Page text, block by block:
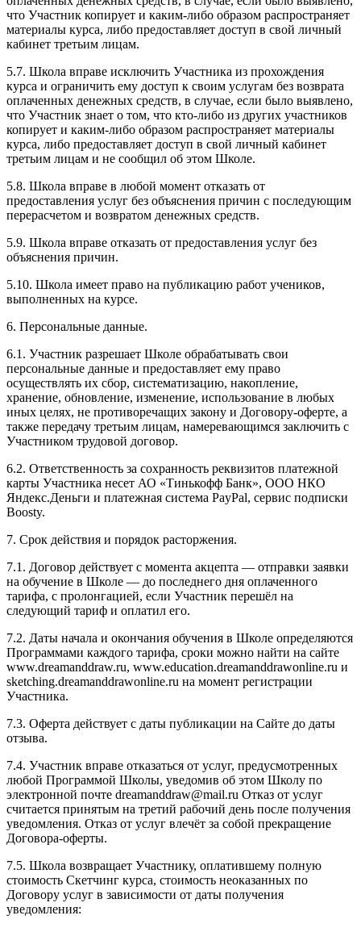
что Участник копирует и каким-либо образом распространяет
материалы курса, либо предоставляет доступ в свой личный
кабинет третьим лицам.
5.7. Школа вправе исключить Участника из прохождения
курса и ограничить ему доступ к своим услугам без возврата
оплаченных денежных средств, в случае, если было выявлено,
что Участник знает о том, что кто-либо из других участников
копирует и каким-либо образом распространяет материалы
курса, либо предоставляет доступ в свой личный кабинет
третьим лицам и не сообщил об этом Школе.
5.8. Школа вправе в любой момент отказать от
предоставления услуг без объяснения причин с последующим
перерасчетом и возвратом денежных средств.
5.9. Школа вправе отказать от предоставления услуг без
объяснения причин.
5.10. Школа имеет право на публикацию работ учеников,
выполненных на курсе.
6. Персональные данные.
6.1. Участник разрешает Школе обрабатывать свои
персональные данные и предоставляет ему право
осуществлять их сбор, систематизацию, накопление,
хранение, обновление, изменение, использование в любых
иных целях, не противоречащих закону и Договору-оферте, а
также передачу третьим лицам, намеревающимся заключить с
Участником трудовой договор.
6.2. Ответственность за сохранность реквизитов платежной
карты Участника несет АО «Тинькофф Банк», ООО НКО
Яндекс.Деньги и платежная система PayPal, сервис подписки
Boosty.
7. Срок действия и порядок расторжения.
7.1. Договор действует с момента акцепта — отправки заявки
на обучение в Школе — до последнего дня оплаченного
тарифа, с пролонгацией, если Участник перешёл на
следующий тариф и оплатил его.
7.2. Даты начала и окончания обучения в Школе определяются
Программами каждого тарифа, сроки можно найти на сайте
www.dreamanddraw.ru, www.education.dreamanddrawonline.ru и
sketching.dreamanddrawonline.ru на момент регистрации
Участника.
7.3. Оферта действует с даты публикации на Сайте до даты
отзыва.
7.4. Участник вправе отказаться от услуг, предусмотренных
любой Программой Школы, уведомив об этом Школу по
электронной почте dreamanddraw@mail.ru Отказ от услуг
считается принятым на третий рабочий день после получения
уведомления. Отказ от услуг влечёт за собой прекращение
Договора-оферты.
7.5. Школа возвращает Участнику, оплатившему полную
стоимость Скетчинг курса, стоимость неоказанных по
Договору услуг в зависимости от даты получения
уведомления: